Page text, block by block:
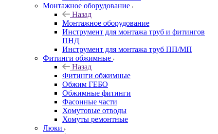
Монтажное оборудование
Назад
Монтажное оборудование
Инструмент для монтажа труб и фитингов
ПНД
Инструмент для монтажа труб ПП/МП
Фитинги обжимные
Назад
Фитинги обжимные
Обжим ГЕБО
Обжимные фитинги
Фасонные части
Хомутовые отводы
Хомуты ремонтные
Люки